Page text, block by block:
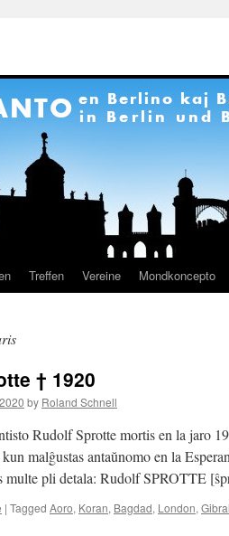
Treffen Vereine Mondkoncepto
† 1920
by Roland Schnell
Rudolf Sprotte mortis en la jaro
malĝustas antaŭnomo en la
multe pli detala: Rudolf SPROTTE
| Tagged Aoro, Koran, Bagdad, London,